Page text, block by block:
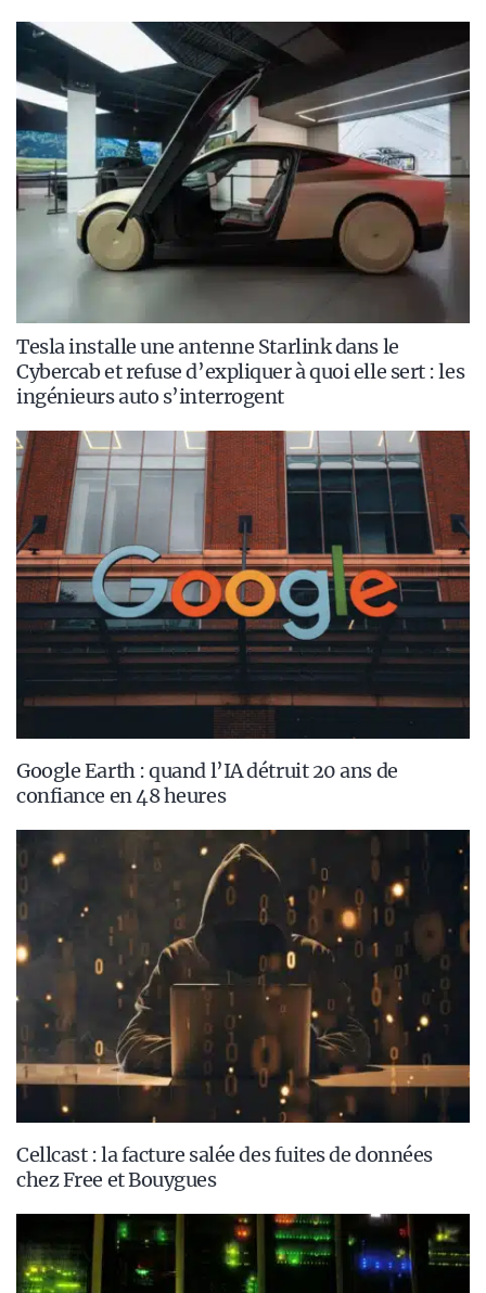
Tesla installe une antenne Starlink dans le
Cybercab et refuse d’expliquer à quoi elle sert : les
ingénieurs auto s’interrogent
Google Earth : quand l’IA détruit 20 ans de
confiance en 48 heures
Cellcast : la facture salée des fuites de données
chez Free et Bouygues